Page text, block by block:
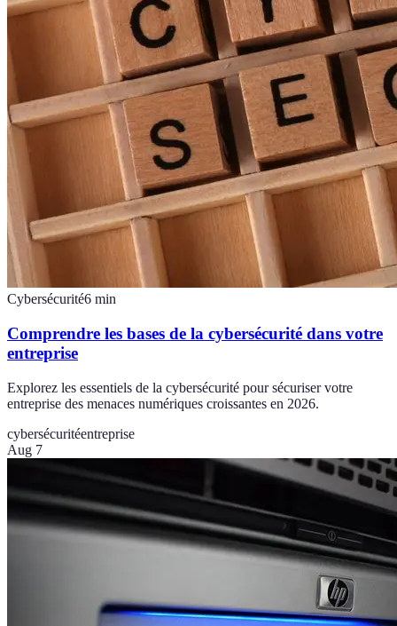
Cybersécurité6 min
Comprendre les bases de la cybersécurité dans votre
entreprise
Explorez les essentiels de la cybersécurité pour sécuriser votre
entreprise des menaces numériques croissantes en 2026.
cybersécuritéentreprise
Aug 7